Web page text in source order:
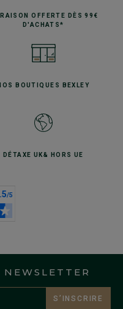
OFFERTE
DÈS 99€
D'ACHATS*
BOUTIQUES BEXLEY
DÉTAXE UK& HORS UE
S’INSCRIRE